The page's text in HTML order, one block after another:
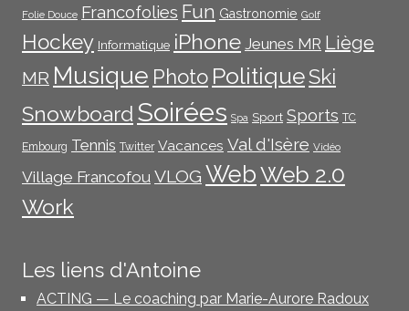
Folie Douce Francofolies Fun Gastronomie Golf
Hockey Informatique iPhone Jeunes MR Liège
MR Musique Photo PolitiqueSki
Snowboard Soirées Spa Sport Sports TC
Embourg Tennis Twitter Vacances Val d'Isère Vidéo
Village Francofou VLOG WebWeb 2.0
Work
Les liens d'Antoine
ACTING — Le coaching par Marie-Aurore Radoux